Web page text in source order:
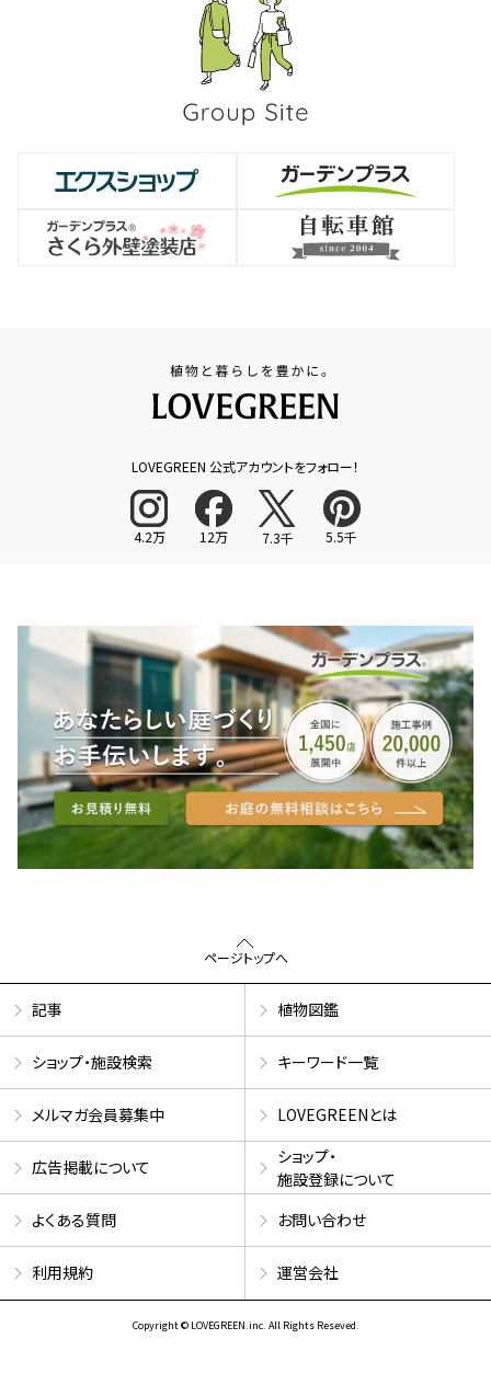
LOVEGREEN 公式アカウントをフォロー！
4.2万 12万 7.3千 5.5千
ページトップへ
記事 植物図鑑
ショップ・施設検索 キーワード一覧
メルマガ会員募集中 LOVEGREENとは
広告掲載について
ショップ・
施設登録について
よくある質問
お問い合わせ
利用規約 運営会社
Copyright © LOVEGREEN.inc. All Rights Reseved.